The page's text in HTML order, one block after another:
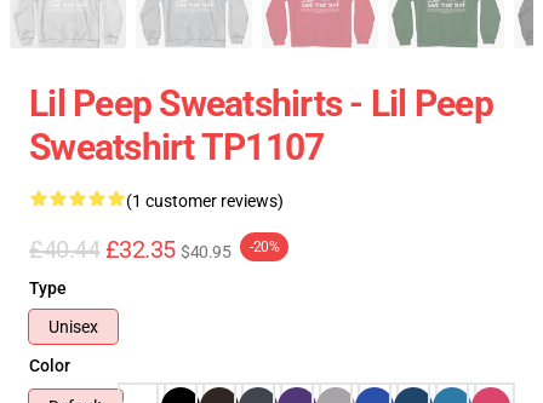
Lil Peep Sweatshirts - Lil Peep
Sweatshirt TP1107
(1 customer reviews)
£40.44 £32.35 $40.95 -20%
Type
Unisex
Color